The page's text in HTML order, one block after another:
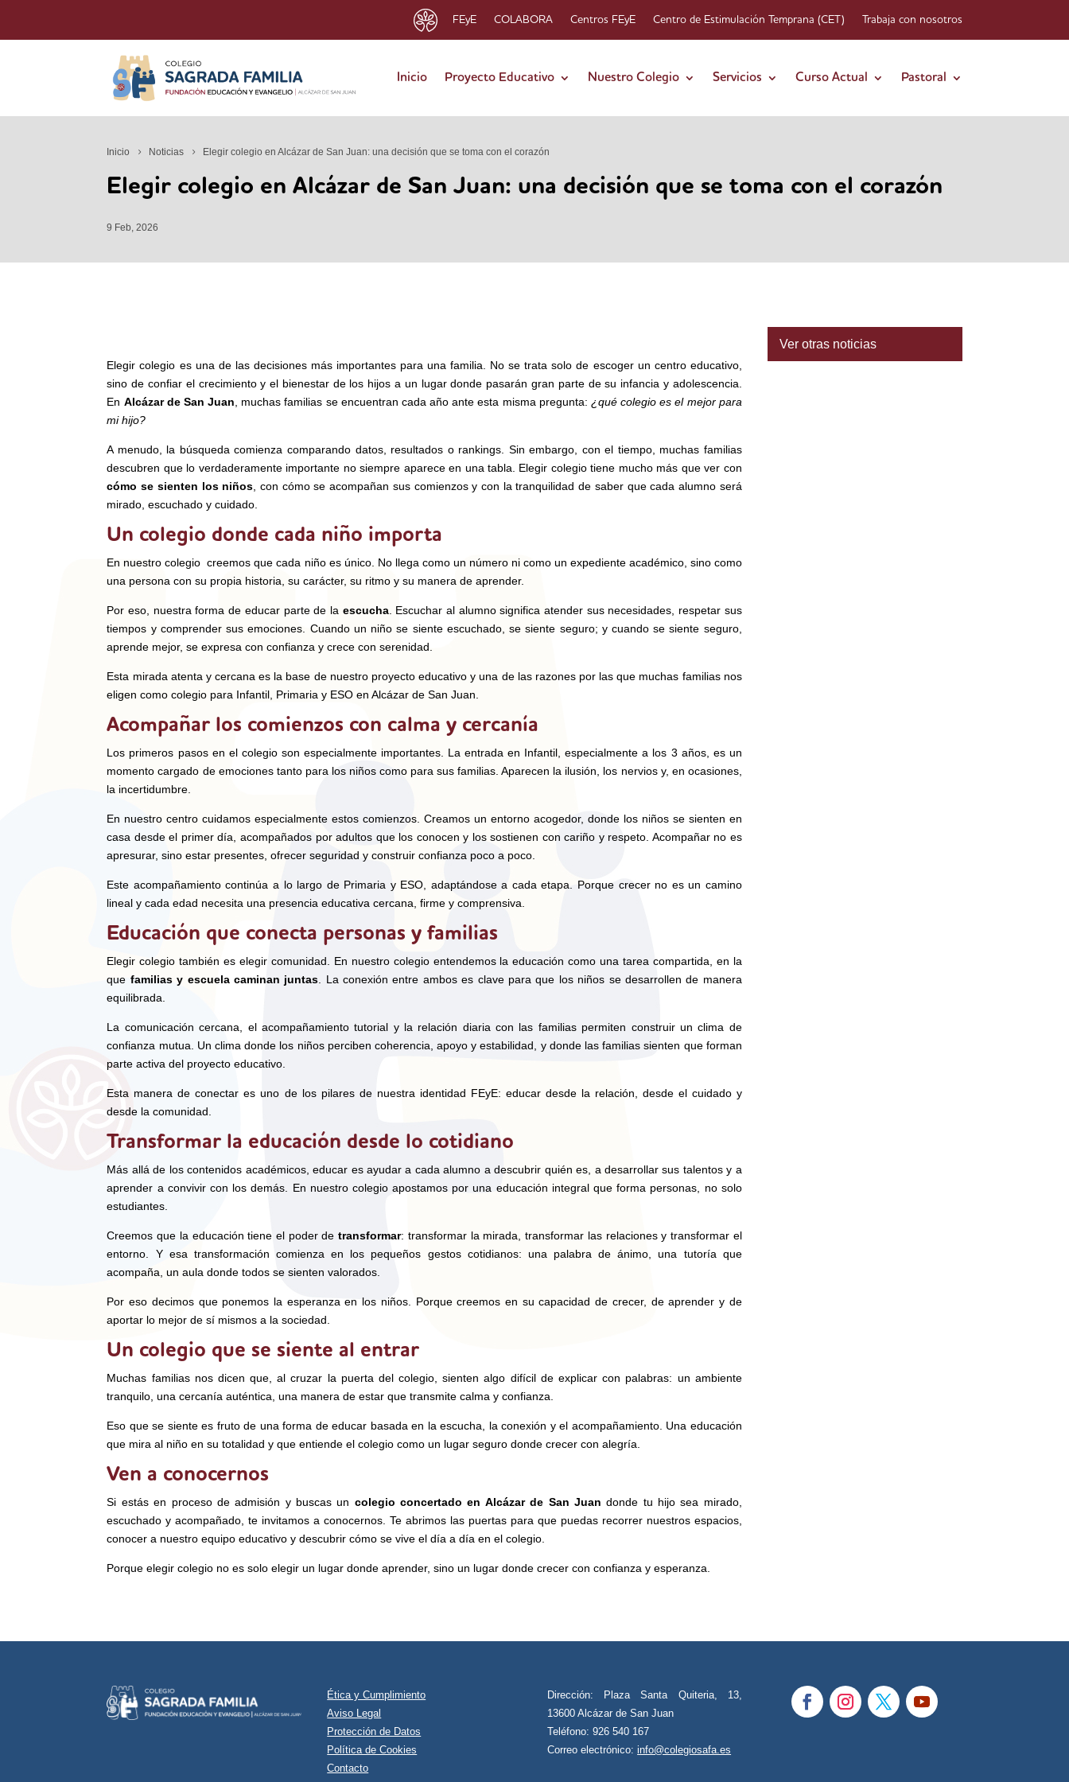
FEyE COLABORA Centros FEyE Centro de Estimulación Temprana (CET) Trabaja con nosotros
Inicio Proyecto Educativo Nuestro Colegio Servicios Curso Actual Pastoral
Inicio Noticias Elegir colegio en Alcázar de San Juan: una decisión que se toma con el corazón
Elegir colegio en Alcázar de San Juan: una decisión que se toma con el corazón
9 Feb, 2026
Elegir colegio es una de las decisiones más importantes para una familia. No se trata solo de escoger un centro educativo,
sino de confiar el crecimiento y el bienestar de los hijos a un lugar donde pasarán gran parte de su infancia y adolescencia.
En Alcázar de San Juan , muchas familias se encuentran cada año ante esta misma pregunta: ¿qué colegio es el mejor para
mi hijo?
A menudo, la búsqueda comienza comparando datos, resultados o rankings. Sin embargo, con el tiempo, muchas familias
descubren que lo verdaderamente importante no siempre aparece en una tabla. Elegir colegio tiene mucho más que ver con
cómo se sienten los niños , con cómo se acompañan sus comienzos y con la tranquilidad de saber que cada alumno será
mirado, escuchado y cuidado.
Un colegio donde cada niño importa
En nuestro colegio creemos que cada niño es único. No llega como un número ni como un expediente académico, sino como
una persona con su propia historia, su carácter, su ritmo y su manera de aprender.
Por eso, nuestra forma de educar parte de la escucha. Escuchar al alumno significa atender sus necesidades, respetar sus
tiempos y comprender sus emociones. Cuando un niño se siente escuchado, se siente seguro; y cuando se siente seguro,
aprende mejor, se expresa con confianza y crece con serenidad.
Esta mirada atenta y cercana es la base de nuestro proyecto educativo y una de las razones por las que muchas familias nos
eligen como colegio para Infantil, Primaria y ESO en Alcázar de San Juan.
Acompañar los comienzos con calma y cercanía
Los primeros pasos en el colegio son especialmente importantes. La entrada en Infantil, especialmente a los 3 años, es un
momento cargado de emociones tanto para los niños como para sus familias. Aparecen la ilusión, los nervios y, en ocasiones,
la incertidumbre.
En nuestro centro cuidamos especialmente estos comienzos. Creamos un entorno acogedor, donde los niños se sienten en
casa desde el primer día, acompañados por adultos que los conocen y los sostienen con cariño y respeto. Acompañar no es
apresurar, sino estar presentes, ofrecer seguridad y construir confianza poco a poco.
Este acompañamiento continúa a lo largo de Primaria y ESO, adaptándose a cada etapa. Porque crecer no es un camino
lineal y cada edad necesita una presencia educativa cercana, firme y comprensiva.
Educación que conecta personas y familias
Elegir colegio también es elegir comunidad. En nuestro colegio entendemos la educación como una tarea compartida, en la
que familias y escuela caminan juntas . La conexión entre ambos es clave para que los niños se desarrollen de manera
equilibrada.
La comunicación cercana, el acompañamiento tutorial y la relación diaria con las familias permiten construir un clima de
confianza mutua. Un clima donde los niños perciben coherencia, apoyo y estabilidad, y donde las familias sienten que forman
parte activa del proyecto educativo.
Esta manera de conectar es uno de los pilares de nuestra identidad FEyE: educar desde la relación, desde el cuidado y
desde la comunidad.
Transformar la educación desde lo cotidiano
Más allá de los contenidos académicos, educar es ayudar a cada alumno a descubrir quién es, a desarrollar sus talentos y a
aprender a convivir con los demás. En nuestro colegio apostamos por una educación integral que forma personas, no solo
estudiantes.
Creemos que la educación tiene el poder detransformar: transformar la mirada, transformar las relaciones y transformar el
entorno. Y esa transformación comienza en los pequeños gestos cotidianos: una palabra de ánimo, una tutoría que
acompaña, un aula donde todos se sienten valorados.
Por eso decimos que ponemos la esperanza en los niños. Porque creemos en su capacidad de crecer, de aprender y de
aportar lo mejor de sí mismos a la sociedad.
Un colegio que se siente al entrar
Muchas familias nos dicen que, al cruzar la puerta del colegio, sienten algo difícil de explicar con palabras: un ambiente
tranquilo, una cercanía auténtica, una manera de estar que transmite calma y confianza.
Eso que se siente es fruto de una forma de educar basada en la escucha, la conexión y el acompañamiento. Una educación
que mira al niño en su totalidad y que entiende el colegio como un lugar seguro donde crecer con alegría.
Ven a conocernos
Si estás en proceso de admisión y buscas un colegio concertado en Alcázar de San Juan donde tu hijo sea mirado,
escuchado y acompañado, te invitamos a conocernos. Te abrimos las puertas para que puedas recorrer nuestros espacios,
conocer a nuestro equipo educativo y descubrir cómo se vive el día a día en el colegio.
Porque elegir colegio no es solo elegir un lugar donde aprender, sino un lugar donde crecer con confianza y esperanza.
Ver otras noticias
Ética y Cumplimiento
Aviso Legal
Protección de Datos
Política de Cookies
Contacto
Dirección: Plaza Santa Quiteria, 13,
13600 Alcázar de San Juan
Teléfono: 926 540 167
Correo electrónico:info@colegiosafa.es